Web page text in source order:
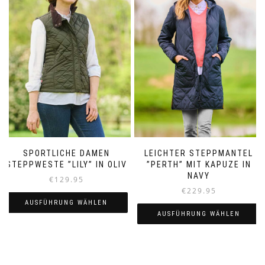
Die
Optionen
können
auf
der
Produktseite
gewählt
werden
Die
Optionen
können
auf
der
Produktseite
gewählt
werden
SPORTLICHE DAMEN
STEPPWESTE ”LILY” IN OLIV
€129.95
AUSFÜHRUNG WÄHLEN
LEICHTER STEPPMANTEL
”PERTH” MIT KAPUZE IN
NAVY
€229.95
AUSFÜHRUNG WÄHLEN